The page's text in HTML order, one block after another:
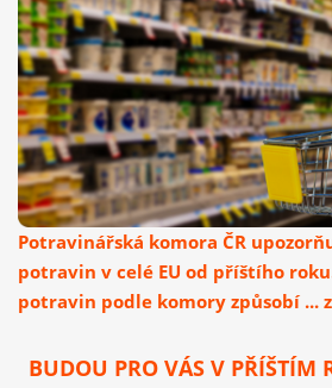
Potravinářská komora ČR
potravin v celé EU od příštího
potravin podle komory způsobí ...
BUDOU PRO VÁS V PŘÍŠTÍM